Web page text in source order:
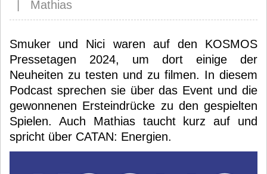
| Mathias
Smuker und Nici waren auf den KOSMOS
Pressetagen 2024, um dort einige der
Neuheiten zu testen und zu filmen. In diesem
Podcast sprechen sie über das Event und die
gewonnenen Ersteindrücke zu den gespielten
Spielen. Auch Mathias taucht kurz auf und
spricht über CATAN: Energien.